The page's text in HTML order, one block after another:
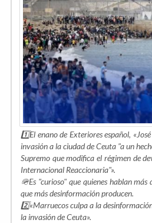
1️⃣El enano de Exteriores español,
invasión a la ciudad de Ceuta "a un
Supremo que modifica el régimen de
Internacional Reaccionaria"».
🪖Es "curioso" que quienes hablan
que más desinformación producen.
2️⃣«Marruecos culpa a la
la invasión de Ceuta».